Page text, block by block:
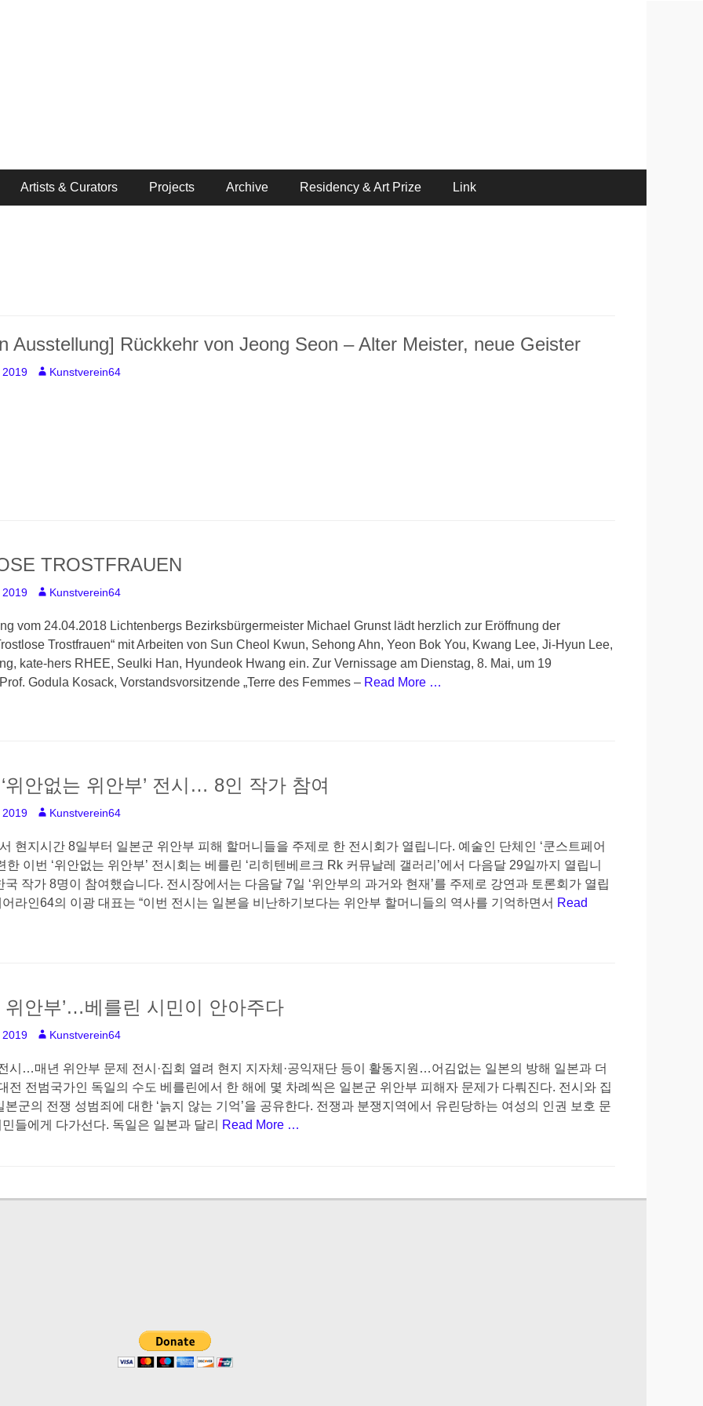
Artists & Curators Projects Archive Residency & Art Prize Link
Ausstellung] Rückkehr von Jeong Seon – Alter Meister, neue Geister
2019
A
Kunstverein64
TROSTFRAUEN
2019
A
t
h
o
r
Kunstverein64
vom 24.04.2018 Lichtenbergs Bezirksbürgermeister Michael Grunst lädt herzlich zur Eröffnung der
Trostfrauen“ mit Arbeiten von Sun Cheol Kwun, Sehong Ahn, Yeon Bok You, Kwang Lee, Ji-Hyun Lee,
kate-hers RHEE, Seulki Han, Hyundeok Hwang ein. Zur Vernissage am Dienstag, 8. Mai, um 19
Godula Kosack, Vorstandsvorsitzende „Terre des Femmes – Read More …
위안없는 위안부’ 전시… 8인 작가 참여
2019
A
h
o
r
Kunstverein64
현지시간 8일부터 일본군 위안부 피해 할머니들을 주제로 한 전시회가 열립니다. 예술인 단체인 ‘쿤스트페어
한 이번 ‘위안없는 위안부’ 전시회는 베를린 ‘리히텐베르크 Rk 커뮤날레 갤러리’에서 다음달 29일까지 열립니
국 작가 8명이 참여했습니다. 전시장에서는 다음달 7일 ‘위안부의 과거와 현재’를 주제로 강연과 토론회가 열립
라인64의 이광 대표는 “이번 전시는 일본을 비난하기보다는 위안부 할머니들의 역사를 기억하면서 Read
위안부’…베를린 시민이 안아주다
2019
A
t
h
o
r
Kunstverein64
시…매년 위안부 문제 전시·집회 열려 현지 지자체·공익재단 등이 활동지원…어김없는 일본의 방해 일본과 더
전 전범국가인 독일의 수도 베를린에서 한 해에 몇 차례씩은 일본군 위안부 피해자 문제가 다뤄진다. 전시와 집
본군의 전쟁 성범죄에 대한 ‘늙지 않는 기억’을 공유한다. 전쟁과 분쟁지역에서 유린당하는 여성의 인권 보호 문
들에게 다가선다. 독일은 일본과 달리
Read More …